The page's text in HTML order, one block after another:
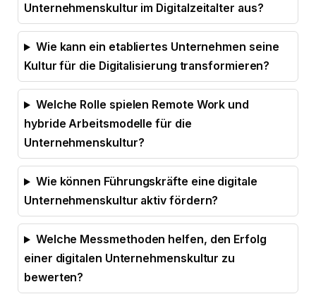
Unternehmenskultur im Digitalzeitalter aus?
Wie kann ein etabliertes Unternehmen seine
Kultur für die Digitalisierung transformieren?
Welche Rolle spielen Remote Work und
hybride Arbeitsmodelle für die
Unternehmenskultur?
Wie können Führungskräfte eine digitale
Unternehmenskultur aktiv fördern?
Welche Messmethoden helfen, den Erfolg
einer digitalen Unternehmenskultur zu
bewerten?